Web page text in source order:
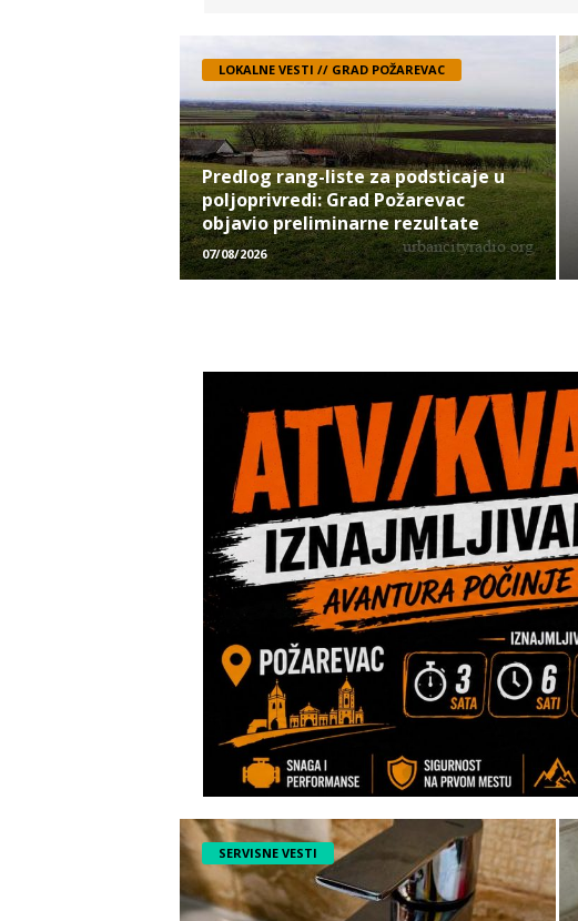
LOKALNE VESTI // GRAD POŽAREVAC
Predlog rang-liste za podsticaje u
poljoprivredi: Grad Požarevac
objavio preliminarne rezultate
07/08/2026
SERVISNE VESTI